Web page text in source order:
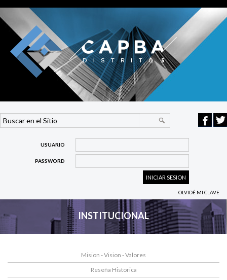
USUARIO
PASSWORD
OLVIDÉ MI CLAVE
INSTITUCIONAL
Mision - Vision - Valores
Reseña Historica